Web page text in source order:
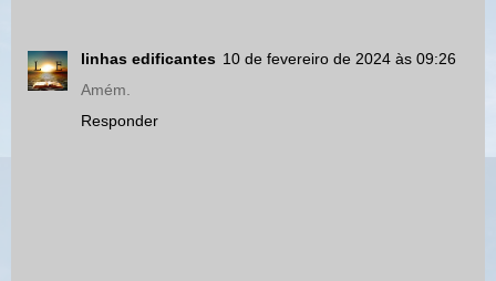
linhas edificantes 10 de fevereiro de 2024 às 09:26
Amém.
Responder